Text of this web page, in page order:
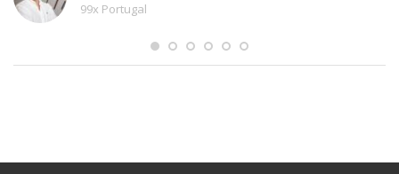
99x Portugal